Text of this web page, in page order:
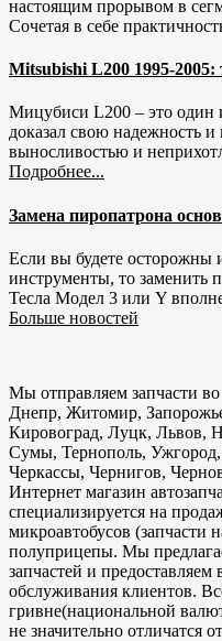
настоящим прорывом в
Сочетая в себе
Mitsubishi L200 1995-2005:
Мицубиси L200 – это один
доказал свою надежность и
выносливостью и
Подробнее...
Замена пиропатрона
Если вы будете осторожны
инструменты, то заменить
Тесла Модел 3 или Y
Больше новостей
Мы отправляем запчасти
Днепр, Житомир,
Кировоград, Луцк, Львов,
Сумы, Тернополь,
Черкассы, Чернигов,
Интернет магазин
специализируется на
микроавтобусов (запчасти
полуприцепы. Мы
запчастей и
обслуживания клиентов.
гривне(национальной
не значительно отличатся